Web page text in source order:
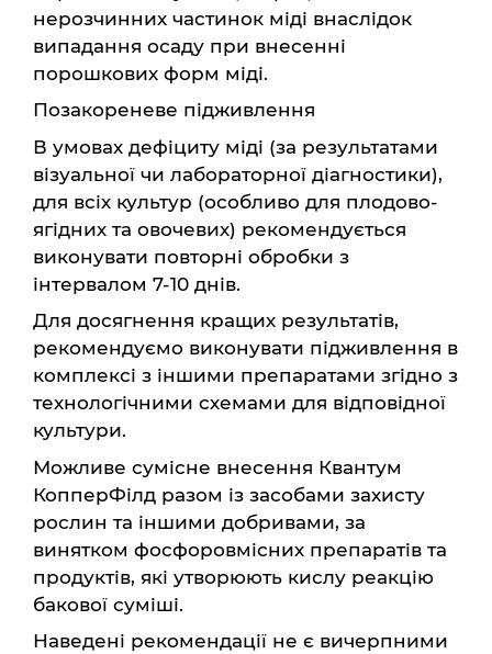
нерозчинних частинок міді внаслідок
випадання осаду при внесенні
порошкових форм міді.
Позакореневе підживлення
В умовах дефіциту міді (за результатами
візуальної чи лабораторної діагностики),
для всіх культур (особливо для плодово-
ягідних та овочевих) рекомендується
виконувати повторні обробки з
інтервалом 7-10 днів.
Для досягнення кращих результатів,
рекомендуємо виконувати підживлення в
комплексі з іншими препаратами згідно з
технологічними схемами для відповідної
культури.
Можливе сумісне внесення Квантум
КопперФілд разом із засобами захисту
рослин та іншими добривами, за
винятком фосфоровмісних препаратів та
продуктів, які утворюють кислу реакцію
бакової суміші.
Наведені рекомендації не є вичерпними